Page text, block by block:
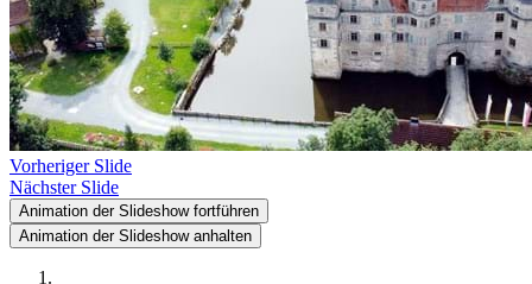
Vorheriger Slide
Nächster Slide
Animation der Slideshow fortführen
Animation der Slideshow anhalten